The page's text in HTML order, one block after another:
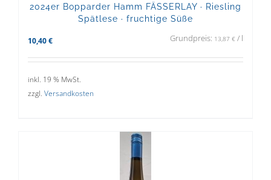
2024er Bopparder Hamm FÄSSERLAY · Riesling
Spätlese · fruchtige Süße
10,40 € Grundpreis: 13,87 € / l
inkl. 19 % MwSt.
zzgl. Versandkosten